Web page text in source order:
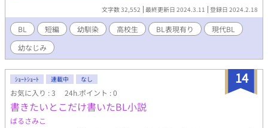
文字数 32,552 最終更新日 2024.3.11 登録日 2024.2.18
BL 短編 幼馴染 高校生 BL表現有り
現代BL
幼なじみ
14
ｼｮｰﾄｼｮｰﾄ 連載中 なし
お気に入り : 3 24h.ポイント : 0
書きたいとこだけ書いたBL小説
ばるさみこ